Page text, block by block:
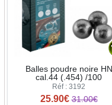
Balles poudre noire HN
cal.44 (.454) /100
Réf : 3192
25.90€ 31.00€